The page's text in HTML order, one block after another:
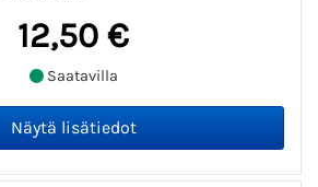
12,50 €
Saatavilla